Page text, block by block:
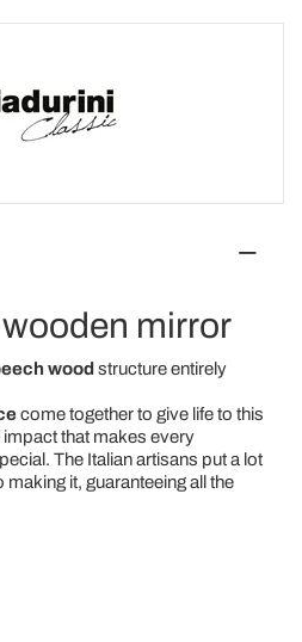
mirror
wood structure entirely
come together to give life to this
that makes every
The Italian artisans put a lot
making it, guaranteeing all the